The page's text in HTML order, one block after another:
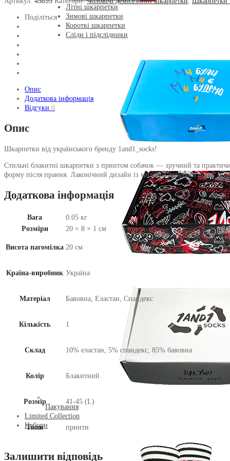
Літні шкарпетки
Зимові шкарпетки
Короткі шкарпетки
Сліди і підслідники
Пакування
Limited Collection
Набори
Поділіться
Опис
Додаткова інформація
Відгуки 0
Опис
Шкарпетки від українського бренду 1and1_socks!
Стильні блакитні шкарпетки з принтом собачок — зручний та
форму після прання. Лаконічний дизайн із милими деталями додає
Додаткова інформація
Вага
0.05 кг
Розміри
20 × 8 × 1 см
Висота пагомілка 20 см
Країна-виробник Україна
Матеріал Бавовна, Еластан, Спандекс
Кількість 1
Склад 10% еластан, 5% спандекс, 85% бавовна
Колір Блакитний
Розмір 41-45 (L)
Типи принти
Залишити відповідь